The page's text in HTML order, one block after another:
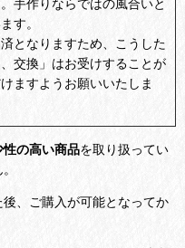
手作りならではの風合いと
す。
となりますため、こうした
交換」はお受けすることが
ますようお願いいたしま
の高い商品を取り扱ってい
、ご購入が可能となってか